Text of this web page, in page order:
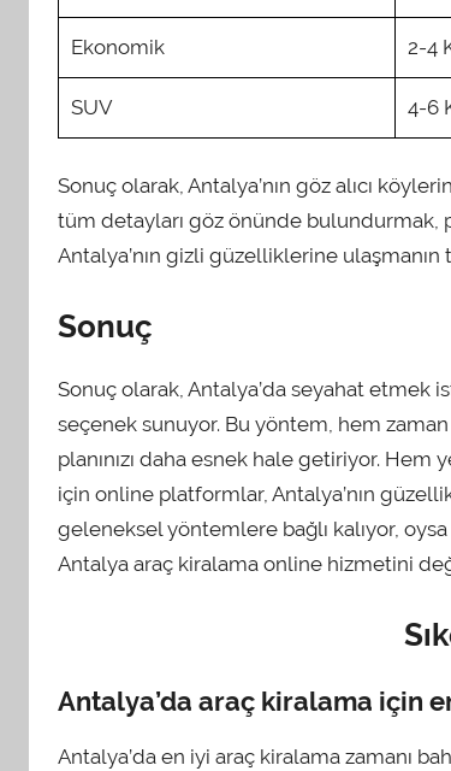
Ekonomik 2-4
SUV 4-6
Sonuç olarak, Antalya’nın göz alıcı
tüm detayları göz önünde bulundurmak,
Antalya’nın gizli güzelliklerine ulaşmanın
Sonuç
Sonuç olarak, Antalya’da seyahat
seçenek sunuyor. Bu yöntem, hem
planınızı daha esnek hale getiriyor.
için online platformlar, Antalya’nın
geleneksel yöntemlere bağlı kalıyor,
Antalya araç kiralama online hizmetini
Antalya’da araç kiralama için
Antalya’da en iyi araç kiralama zamanı